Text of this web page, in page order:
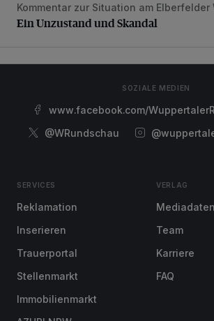
Ein Unzustand und Skandal
Kommentar zur Situation am Elberfelder
Ein Unzustand und Skandal
SOZIALE MEDIEN
www.facebook.com/
@WRundschau
SERVICES
Reklamation
Inserieren
Trauerportal
Stellenmarkt
Immobilienmarkt
VERLAG
Mediadaten
Team
Karriere
FAQ